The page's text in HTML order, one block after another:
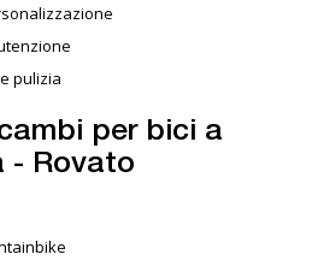
pulizia
per bici a
- Rovato